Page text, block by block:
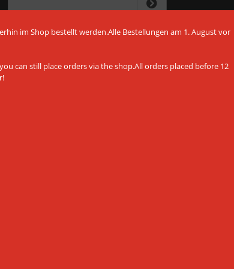
im Shop bestellt werden.Alle Bestellungen am 1. August vor
can still place orders via the shop.All orders placed before 12
Der Newsletter kann jederzeit hier oder in